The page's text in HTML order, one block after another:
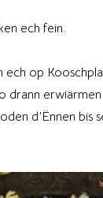
ech fein.
ech op
drann erwiärmen
d’Ënnen bis